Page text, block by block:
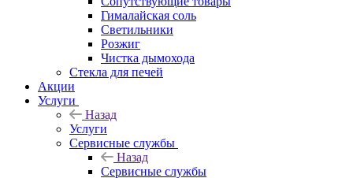
Гималайская соль
Светильники
Розжиг
Чистка дымохода
Стекла для печей
Акции
Услуги
Назад
Услуги
Сервисные службы
Назад
Сервисные службы